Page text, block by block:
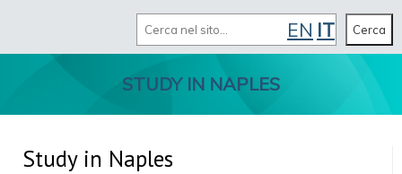
Cerca
STUDY IN NAPLES
Study in Naples
EN IT